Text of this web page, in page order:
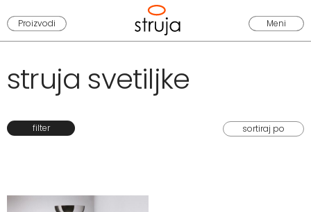
Proizvodi Meni
struja svetiljke
filter